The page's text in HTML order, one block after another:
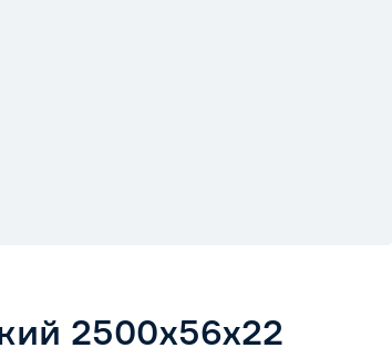
2500х56х22